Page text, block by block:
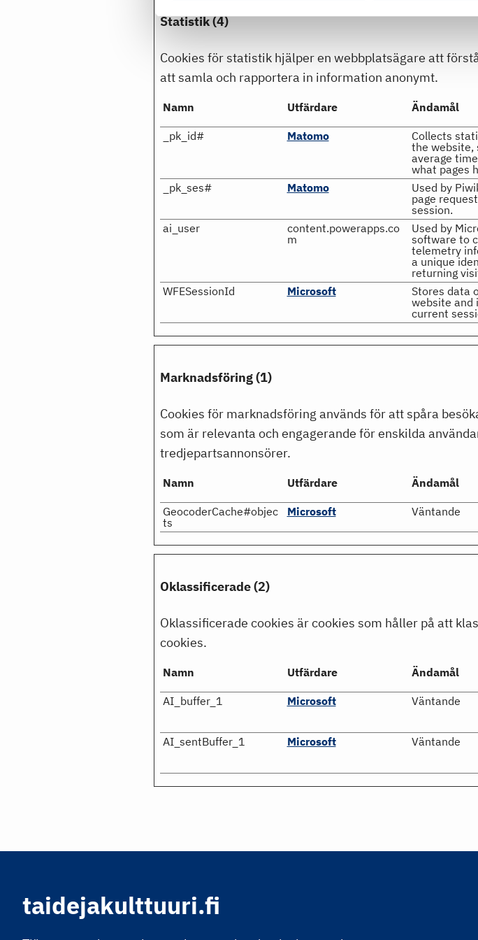
Statistik (4)
Cookies för statistik hjälper en webbplatsägare att
att samla och rapportera in information anonymt.
Namn Utfärdare Ändamål
_pk_id# Matomo
Collects
the website,
average
what pages
_pk_ses# Matomo
Used by
page
session.
ai_user
content.powerapps.co
m
Used by
software to
telemetry
a unique
returning
WFESessionId Microsoft
Stores data
website and
current
Marknadsföring (1)
Cookies för marknadsföring används för att spåra
som är relevanta och engagerande för enskilda
tredjepartsannonsörer.
Namn Utfärdare Ändamål
GeocoderCache#objec
ts
Microsoft Väntande
Oklassificerade (2)
Oklassificerade cookies är cookies som håller på att
cookies.
Namn Utfärdare Ändamål
AI_buffer_1 Microsoft Väntande
AI_sentBuffer_1
Microsoft Väntande
taidejakulttuuri.fi